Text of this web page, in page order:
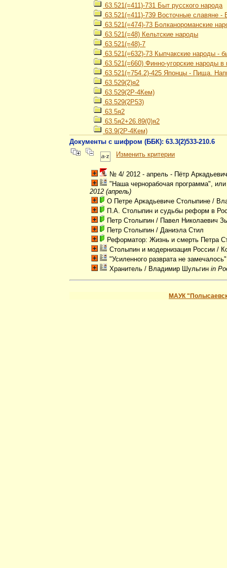
63.521(=411)-731 Быт русского народа
63.521(=411)-739 Восточные славяне
63.521(=474)-73 Болканороманские
63.521(=48) Кельтские народы
63.521(=48)-7
63.521(=632)-73 Кыпчакские народы -
63.521(=660) Финно-угорские народы в
63.521(=754.2)-425 Японцы - Пища.
63.529(2)я2
63.529(2Р-4Кем)
63.529(2Р53)
63.5я2
63.5я2+26.89(0)я2
63.9(2Р-4Кем)
Документы с шифром (ББК): 63.3(2)533-210.6
Изменить критерии
№ 4/ 2012 - апрель - Пётр
"Наша чернорабочая программа",
2012 (апрель)
О Петре Аркадьевиче Столыпине /
П.А. Столыпин и судьбы реформ в
Петр Столыпин / Павел Николаевич
Петр Столыпин / Даниэла Стил
Реформатор: Жизнь и смерть Петра
Столыпин и модернизация России /
"Усиленного разврата не замечалось"
Хранитель / Владимир Шульгинin
МАУК